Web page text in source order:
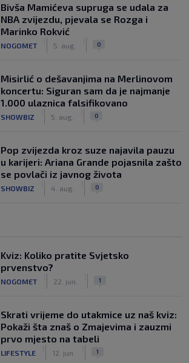
Bivša Mamićeva supruga se udala za
NBA zvijezdu, pjevala se Rozga i
Marinko Rokvić
NOGOMET 5. aug. 0
Misirlić o dešavanjima na Merlinovom
koncertu: Siguran sam da je najmanje
1.000 ulaznica falsifikovano
SHOWBIZ 5. aug. 0
Pop zvijezda kroz suze najavila pauzu
u karijeri: Ariana Grande pojasnila zašto
se povlači iz javnog života
SHOWBIZ 4. aug. 0
Kviz: Koliko pratite Svjetsko
prvenstvo?
NOGOMET 22. jun. 1
Skrati vrijeme do utakmice uz naš kviz:
Pokaži šta znaš o Zmajevima i zauzmi
prvo mjesto na tabeli
LIFESTYLE 12. jun. 1